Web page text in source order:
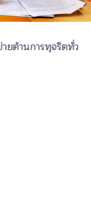
ยต้านการทุจริตทั่ว